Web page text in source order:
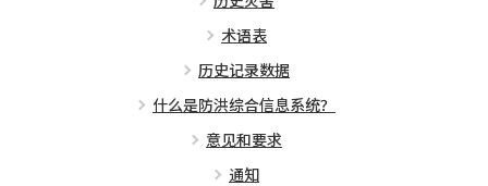
术语表
历史记录数据
什么是防洪综合信息系统？
意见和要求
通知